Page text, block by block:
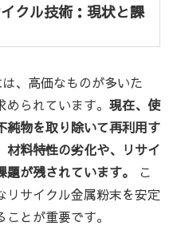
クル技術：現状と課
、高価なものが多いた
られています。 現在、使
純物を取り除いて再利用す
材料特性の劣化や、リサイ
が残されています。
こ
リサイクル金属粉末を安定
とが重要です。